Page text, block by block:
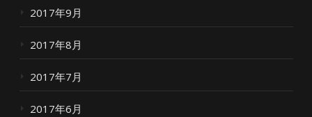
2017年9月
2017年8月
2017年7月
2017年6月